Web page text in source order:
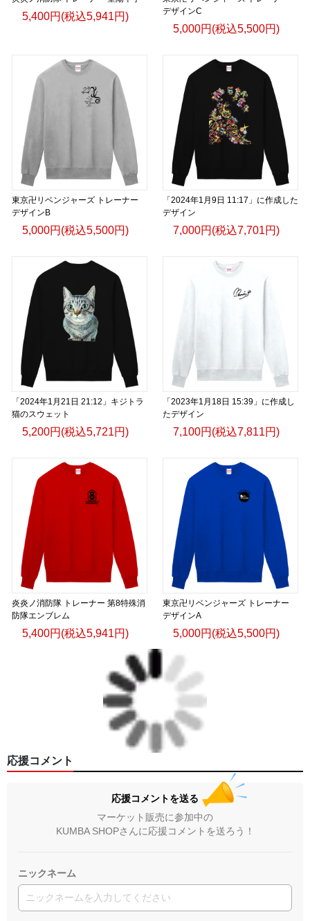
③ UCS Terimba Collection
コーヒーを着る。文化をまとう。
UCS Terimbaは、ウガンダの雄大な自然、豊かな文化、そし
て世界に誇るスペシャルティコーヒーから生まれたプレミア
ムライフスタイルブランドです。
一杯のコーヒーには、生産者の想い、土地の個性、そして人
その物語を、日常のスタイルとして表現したのがUCS
Terimba Collectionです。
自然栽培によるウガンダ産コーヒーの哲学を受け継ぎ、サス
テナビリティ、クラフトマンシップ、そして本物へのこだわ
りをデザインに落とし込みました。
コーヒーを愛する人へ。
旅を愛する人へ。
世界をもっと知りたい人へ。
UCS Terimbaは、一杯のコーヒーから始まるライフスタイル
English
Wear the Origin. Live the Journey.
The UCS Terimba Collection is inspired by the spirit of
Uganda—its breathtaking landscapes, vibrant culture, and
some of the world’s finest naturally grown coffee.
Every cup of Terimba Coffee tells a story of craftsmanship,
sustainability, and the people who nurture it from seed to
harvest.
Our apparel extends that story beyond the cup.
Designed with timeless simplicity and meaningful purpose,
each piece reflects a lifestyle rooted in authenticity,
exploration, and appreciation for the world’s diverse cultures.
Whether you’re discovering a new destination, sharing
coffee with friends, or simply embracing everyday moments,
UCS Terimba invites you to carry the spirit of origin wherever
5,400円(税込5,941円)
デザインC
5,000円(税込5,500円)
東京卍リベンジャーズ トレーナー
デザインB
5,000円(税込5,500円)
「2024年1月9日 11:17」に作成した
デザイン
7,000円(税込7,701円)
「2024年1月21日 21:12」キジトラ
猫のスウェット
5,200円(税込5,721円)
「2023年1月18日 15:39」に作成し
たデザイン
7,100円(税込7,811円)
炎炎ノ消防隊 トレーナー 第8特殊消
防隊エンブレム
5,400円(税込5,941円)
東京卍リベンジャーズ トレーナー
デザインA
5,000円(税込5,500円)
応援コメント
応援コメントを送る
マーケット販売に参加中の
KUMBA SHOPさんに応援コメントを送ろう！
ニックネーム